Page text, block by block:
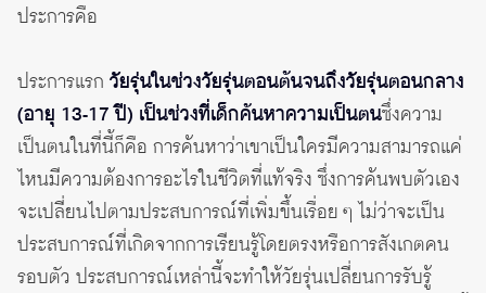
ประการคือ
ประการแรก วัยรุ่นในช่วงวัยรุ่นตอนต้นจนถึงวัยรุ่นตอนกลาง
(อายุ 13-17 ปี) เป็นช่วงที่เด็กค้นหาความเป็นตนซึ่งความ
เป็นตนในที่นี้ก็คือ การค้นหาว่าเขาเป็นใครมีความสามารถแค่
ไหนมีความต้องการอะไรในชีวิตที่แท้จริง ซึ่งการค้นพบตัวเอง
จะเปลี่ยนไปตามประสบการณ์ที่เพิ่มขึ้นเรื่อย ๆ ไม่ว่าจะเป็น
ประสบการณ์ที่เกิดจากการเรียนรู้โดยตรงหรือการสังเกตคน
รอบตัว ประสบการณ์เหล่านี้จะทำให้วัยรุ่นเปลี่ยนการรับรู้